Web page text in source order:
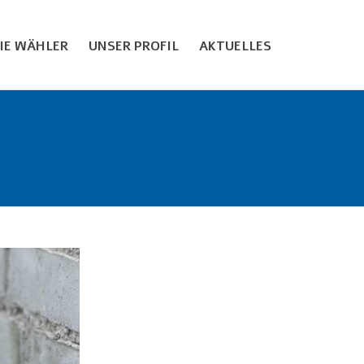
WÄHLER UNSER PROFIL AKTUELLES